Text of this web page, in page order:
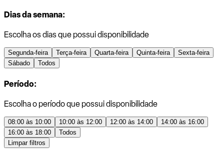
Dias da semana:
Escolha os dias que possui disponibilidade
Segunda-feira Terça-feira Quarta-feira Quinta-feira
Sexta-feira
Sábado
Todos
Período:
Escolha o período que possui disponibilidade
08:00 às 10:00 10:00 às 12:00 12:00 às 14:00
14:00 às 16:00
16:00 às 18:00
Todos
Limpar filtros